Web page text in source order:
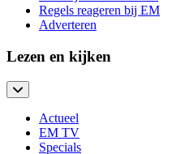
Regels reageren bij EM
Adverteren
Lezen en kijken
Actueel
EM TV
Specials